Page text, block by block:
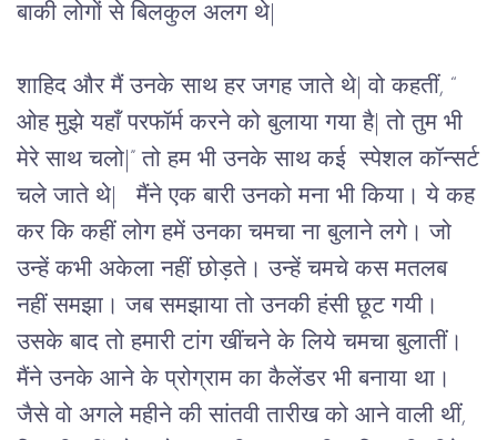
बाकी लोगों से बिलकुल अलग थे|
शाहिद और मैं उनके साथ हर जगह जाते थे| वो कहतीं, “
ओह मुझे यहाँ परफॉर्म करने को बुलाया गया है| तो तुम भी
मेरे साथ चलो|” तो हम भी उनके साथ कई स्पेशल कॉन्सर्ट
चले जाते थे| मैंने एक बारी उनको मना भी किया। ये कह
कर कि कहीं लोग हमें उनका चमचा ना बुलाने लगे। जो
उन्हें कभी अकेला नहीं छोड़ते। उन्हें चमचे कस मतलब
नहीं समझा। जब समझाया तो उनकी हंसी छूट गयी।
उसके बाद तो हमारी टांग खींचने के लिये चमचा बुलातीं।
मैंने उनके आने के प्रोग्राम का कैलेंडर भी बनाया था।
जैसे वो अगले महीने की सांतवी तारीख को आने वाली थीं,